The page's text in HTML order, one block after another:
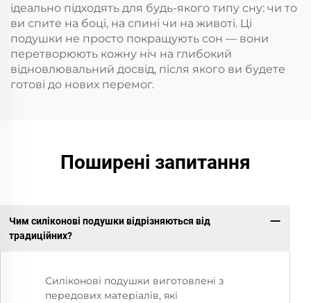
ідеально підходять для будь-якого типу сну: чи то
ви спите на боці, на спині чи на животі. Ці
подушки не просто покращують сон — вони
перетворюють кожну ніч на глибокий
відновлювальний досвід, після якого ви будете
готові до нових перемог.
Поширені запитання
Чим силіконові подушки відрізняються від
традиційних?
Силіконові подушки виготовлені з
передових матеріалів, які